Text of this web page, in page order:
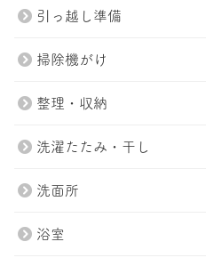
引っ越し準備
掃除機がけ
整理・収納
洗濯たたみ・干し
洗面所
浴室